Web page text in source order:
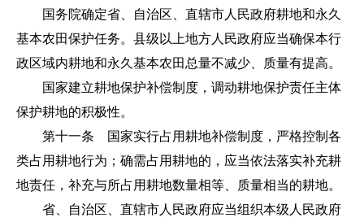
国务院确定省、自治区、直辖市人民政府耕地和永久
基本农田保护任务。县级以上地方人民政府应当确保本行
政区域内耕地和永久基本农田总量不减少、质量有提高。
国家建立耕地保护补偿制度，调动耕地保护责任主体
保护耕地的积极性。
第十一条 国家实行占用耕地补偿制度，严格控制各
类占用耕地行为；确需占用耕地的，应当依法落实补充耕
地责任，补充与所占用耕地数量相等、质量相当的耕地。
省、自治区、直辖市人民政府应当组织本级人民政府